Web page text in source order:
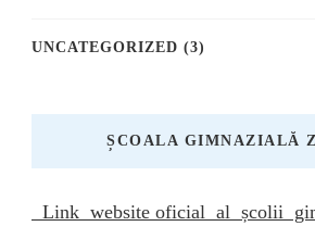
UNCATEGORIZED (3)
ȘCOALA GIMNAZIALĂ
Link website oficial al școlii